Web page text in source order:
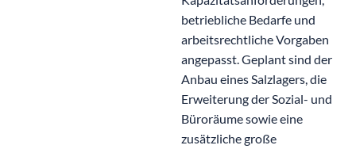
betriebliche Bedarfe und
arbeitsrechtliche Vorgaben
angepasst. Geplant sind der
Anbau eines Salzlagers, die
Erweiterung der Sozial- und
Büroräume sowie eine
zusätzliche große